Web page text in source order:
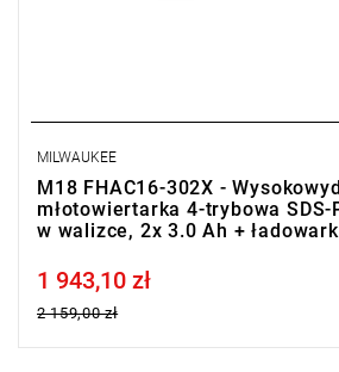
MILWAUKEE
M18 FHAC16-302X -
młotowiertarka 4-trybowa SDS-
w walizce, 2x 3.0 Ah +
Price tax included
1 943,10 zł
2 159,00 zł